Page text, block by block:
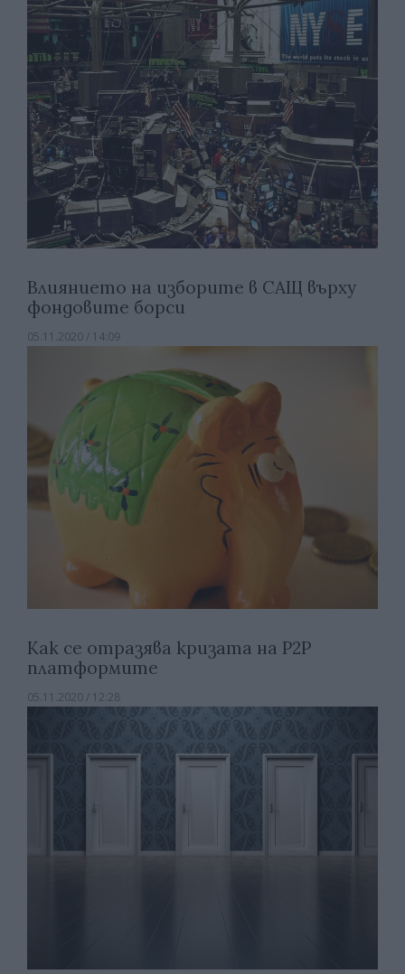
Влиянието на изборите в САЩ върху
фондовите борси
05.11.2020 / 14:09
Как се отразява кризата на Р2Р
платформите
05.11.2020 / 12:28